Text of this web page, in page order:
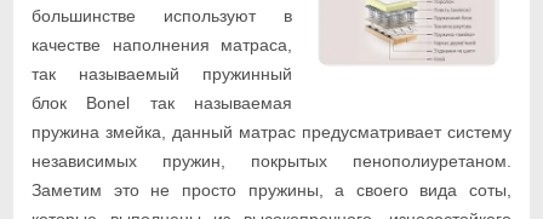
большинстве используют в
качестве наполнения матраса,
так называемый пружинный
блок Bonel так называемая
пружина змейка, данный матрас предусматривает систему
независимых пружин, покрытых пенополиуретаном.
Заметим это не просто пружины, а своего вида соты,